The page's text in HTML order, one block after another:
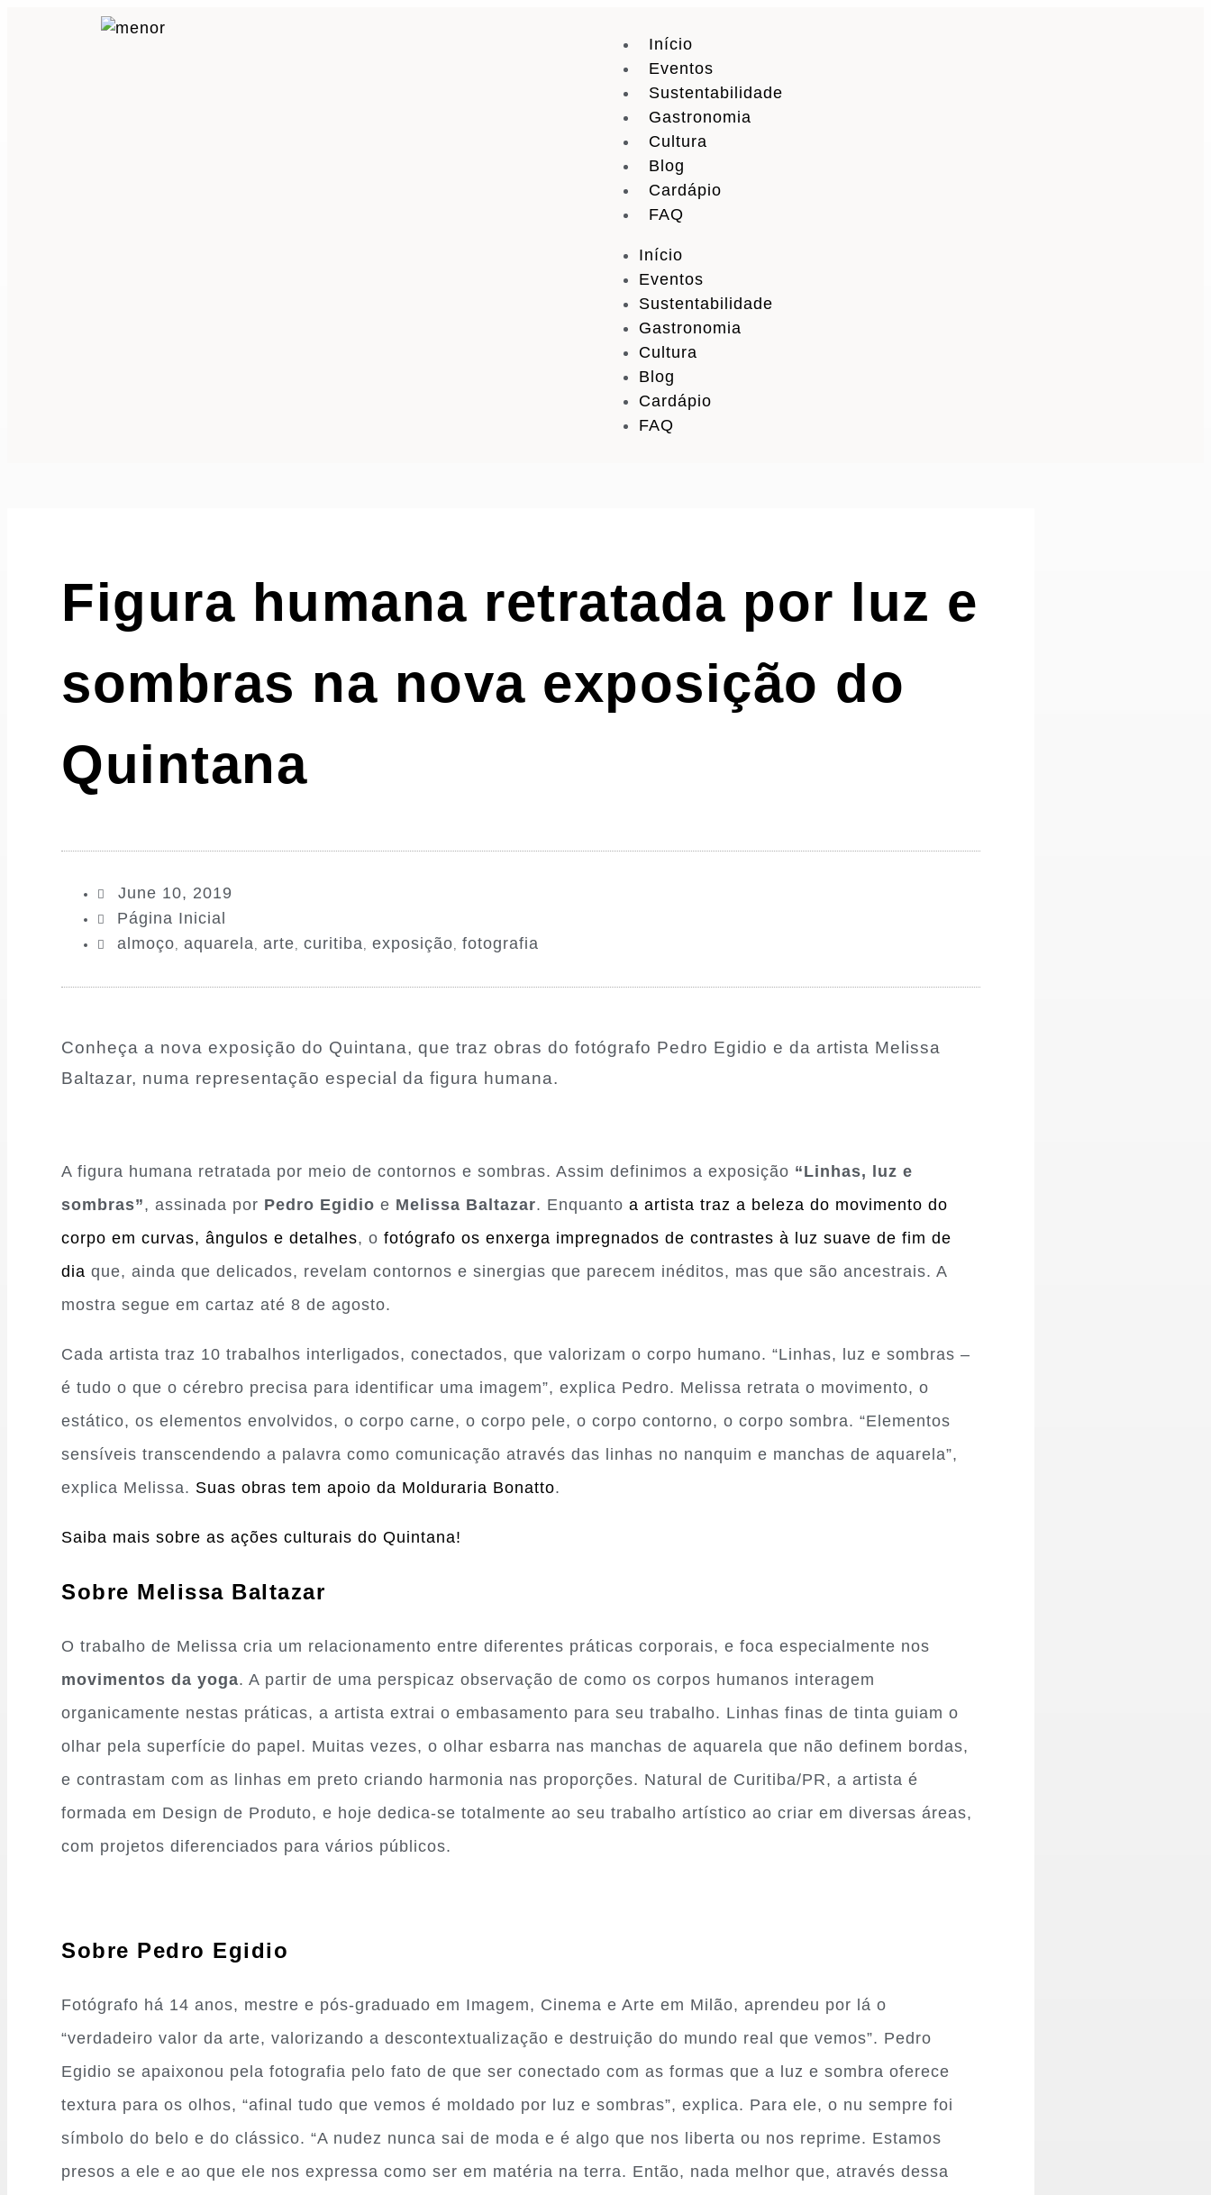
Início
Eventos
Sustentabilidade
Gastronomia
Cultura
Blog
Cardápio
FAQ
Início
Eventos
Sustentabilidade
Gastronomia
Cultura
Blog
Cardápio
FAQ
Figura humana retratada por luz e
sombras na nova exposição do
Quintana
June 10, 2019
Página Inicial
almoço, aquarela, arte, curitiba, exposição, fotografia
Conheça a nova exposição do Quintana, que traz obras do fotógrafo Pedro Egidio e da artista Melissa
Baltazar, numa representação especial da figura humana.
A figura humana retratada por meio de contornos e sombras. Assim definimos a exposição “Linhas, luz e
sombras”, assinada por Pedro Egidio e Melissa Baltazar. Enquanto a artista traz a beleza do movimento do
corpo em curvas, ângulos e detalhes, o fotógrafo os enxerga impregnados de contrastes à luz suave de fim de
dia que, ainda que delicados, revelam contornos e sinergias que parecem inéditos, mas que são ancestrais. A
mostra segue em cartaz até 8 de agosto.
Cada artista traz 10 trabalhos interligados, conectados, que valorizam o corpo humano. “Linhas, luz e sombras –
é tudo o que o cérebro precisa para identificar uma imagem”, explica Pedro. Melissa retrata o movimento, o
estático, os elementos envolvidos, o corpo carne, o corpo pele, o corpo contorno, o corpo sombra. “Elementos
sensíveis transcendendo a palavra como comunicação através das linhas no nanquim e manchas de aquarela”,
explica Melissa. Suas obras tem apoio da Molduraria Bonatto.
Saiba mais sobre as ações culturais do Quintana!
Sobre Melissa Baltazar
O trabalho de Melissa cria um relacionamento entre diferentes práticas corporais, e foca especialmente nos
movimentos da yoga. A partir de uma perspicaz observação de como os corpos humanos interagem
organicamente nestas práticas, a artista extrai o embasamento para seu trabalho. Linhas finas de tinta guiam o
olhar pela superfície do papel. Muitas vezes, o olhar esbarra nas manchas de aquarela que não definem bordas,
e contrastam com as linhas em preto criando harmonia nas proporções. Natural de Curitiba/PR, a artista é
formada em Design de Produto, e hoje dedica-se totalmente ao seu trabalho artístico ao criar em diversas áreas,
com projetos diferenciados para vários públicos.
Sobre Pedro Egidio
Fotógrafo há 14 anos, mestre e pós-graduado em Imagem, Cinema e Arte em Milão, aprendeu por lá o
“verdadeiro valor da arte, valorizando a descontextualização e destruição do mundo real que vemos”. Pedro
Egidio se apaixonou pela fotografia pelo fato de que ser conectado com as formas que a luz e sombra oferece
textura para os olhos, “afinal tudo que vemos é moldado por luz e sombras”, explica. Para ele, o nu sempre foi
símbolo do belo e do clássico. “A nudez nunca sai de moda e é algo que nos liberta ou nos reprime. Estamos
presos a ele e ao que ele nos expressa como ser em matéria na terra. Então, nada melhor que, através dessa